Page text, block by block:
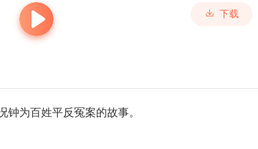
下载
钟为百姓平反冤案的故事。